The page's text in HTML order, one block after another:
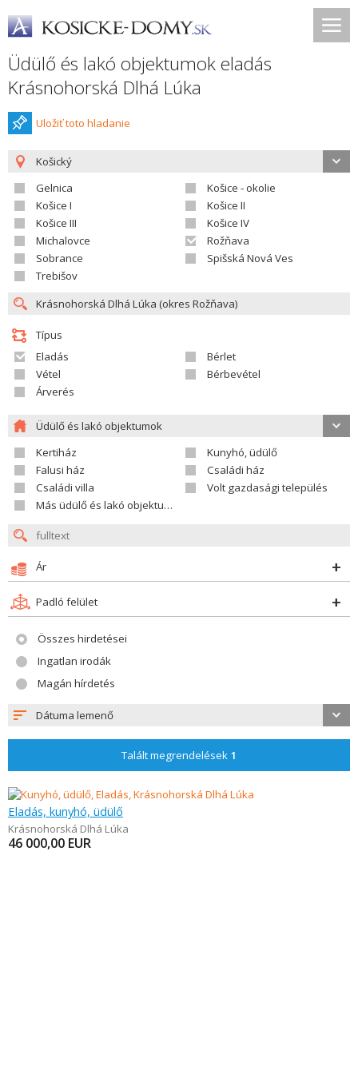
Üdülő és lakó objektumok eladás
Krásnohorská Dlhá Lúka
Uložiť toto hladanie
Košický
Gelnica
Košice - okolie
Košice I
Košice II
Košice III
Košice IV
Michalovce
Rožňava
Sobrance
Spišská Nová Ves
Trebišov
Típus
Eladás
Bérlet
Vétel
Bérbevétel
Árverés
Üdülő és lakó objektumok
Kertiház
Kunyhó, üdülő
Falusi ház
Családi ház
Családi villa
Volt gazdasági település
Más üdülő és lakó objektumok
Ár
Padló felület
Összes hirdetései
Ingatlan irodák
Magán hírdetés
Dátuma lemenő
Talált megrendelések 1
Eladás, kunyhó, üdülő
Krásnohorská Dlhá Lúka
46 000,00 EUR